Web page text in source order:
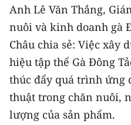
ĐỌC BÁO IN
ENGLISH
中文
FRANÇAIS
Anh Lê Văn Thắng,
nuôi và kinh doanh gà
Châu chia sẻ: Việc xây
hiệu tập thể Gà Đông
thúc đẩy quá trình ứng
thuật trong chăn nuôi,
lượng của sản phẩm.